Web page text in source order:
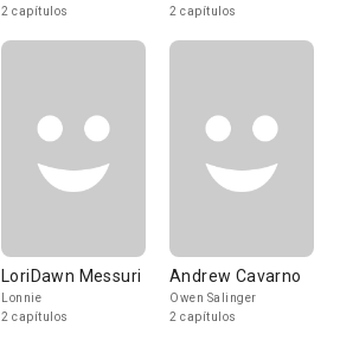
2 capítulos
2 capítulos
LoriDawn Messuri
Lonnie
2 capítulos
Andrew Cavarno
Owen Salinger
2 capítulos